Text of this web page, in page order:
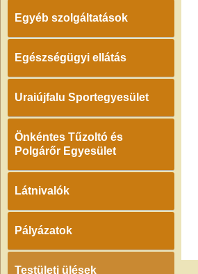
Egyéb szolgáltatások
Egészségügyi ellátás
Uraiújfalu Sportegyesület
Önkéntes Tűzoltó és
Polgárőr Egyesület
Látnivalók
Pályázatok
Testületi ülések